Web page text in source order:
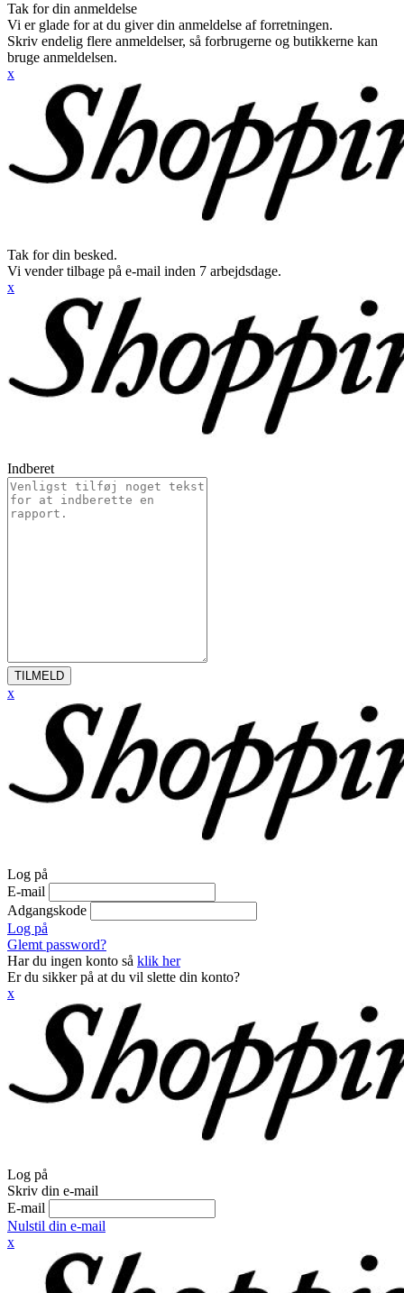
Tak for din anmeldelse
Vi er glade for at du giver din anmeldelse af forretningen.
Skriv endelig flere anmeldelser, så forbrugerne og butikkerne kan
bruge anmeldelsen.
x
Tak for din besked.
Vi vender tilbage på e-mail inden 7 arbejdsdage.
x
Indberet
TILMELD
x
Log på
E-mail
Adgangskode
Log på
Glemt password?
Har du ingen konto så klik her
Er du sikker på at du vil slette din konto?
x
Log på
Skriv din e-mail
E-mail
Nulstil din e-mail
x